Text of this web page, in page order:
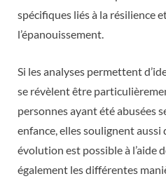
spécifiques liés à la résilience
l’épanouissement.
Si les analyses permettent
se révèlent être
personnes ayant été abusées
enfance, elles soulignent aussi
évolution est possible à l’aide
également les différentes